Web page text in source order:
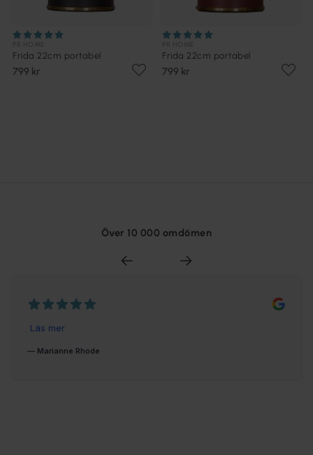
Frida 22cm portabel
799 kr
Frida 22cm portabel
799 kr
Över 10 000 omdömen